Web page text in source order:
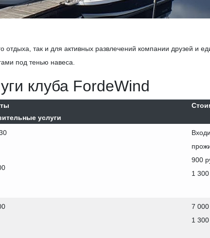
отдыха, так и для активных развлечений компании друзей и
под тенью навеса.
клуба FordeWind
услуги
900
1
7 000
1